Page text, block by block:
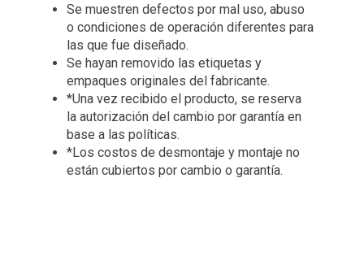
Se muestren defectos por mal uso, abuso
o condiciones de operación diferentes para
las que fue diseñado.
Se hayan removido las etiquetas y
empaques originales del fabricante.
*Una vez recibido el producto, se reserva
la autorización del cambio por garantía en
base a las políticas.
*Los costos de desmontaje y montaje no
están cubiertos por cambio o garantía.